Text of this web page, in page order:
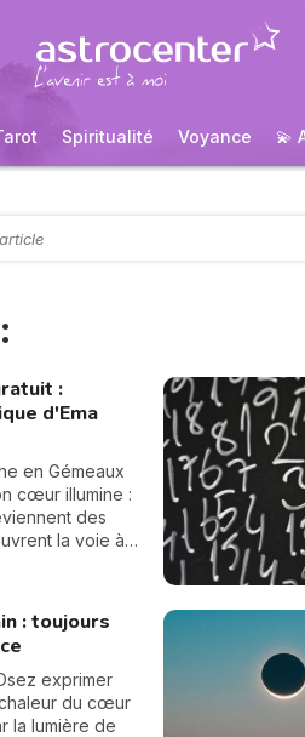
Spiritualité Voyance 💫
:
d'Ema
en Gémeaux
cœur illumine :
des
la voie à
: toujours
exprimer
du cœur
la lumière de